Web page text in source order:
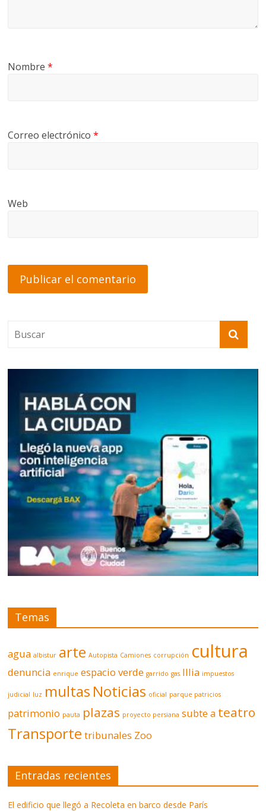
Nombre*
Correo electrónico*
Web
Temas
agua albistur arte Autopista Camiones corrupción cultura
denuncia enrique espacio verde garrido gas Illia impuestos
judicial luz multas Noticias oficial parque patricios
patrimonio pauta plazas proyecto persiana subte a teatro
Transporte tribunales Zoo
Entradas recientes
El edificio que llegó a Recoleta en barco desde París